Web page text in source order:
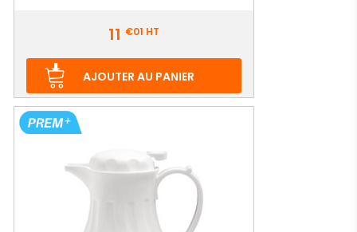
11 €01 HT
AJOUTER AU PANIER